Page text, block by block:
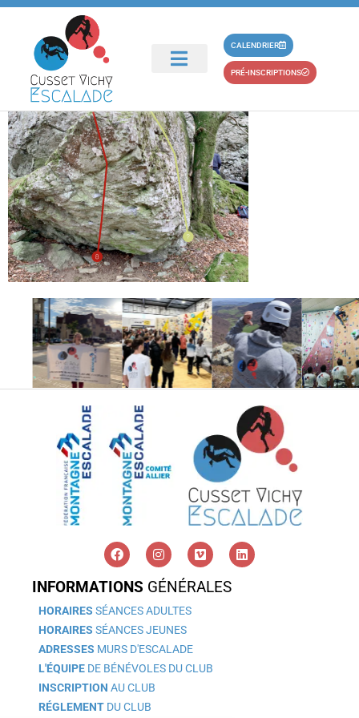
CALENDRIER
PRÉ-INSCRIPTIONS
bloc-6
INFORMATIONS GÉNÉRALES
HORAIRESSÉANCES ADULTES
HORAIRES SÉANCES JEUNES
ADRESSES MURS D'ESCALADE
L'ÉQUIPE DE BÉNÉVOLES DU CLUB
INSCRIPTION AU CLUB
RÉGLEMENT DU CLUB